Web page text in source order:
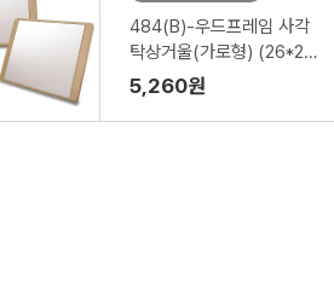
484(B)-우드프레임 사각
탁상거울(가로형) (26*21*
187mm)
5,260원